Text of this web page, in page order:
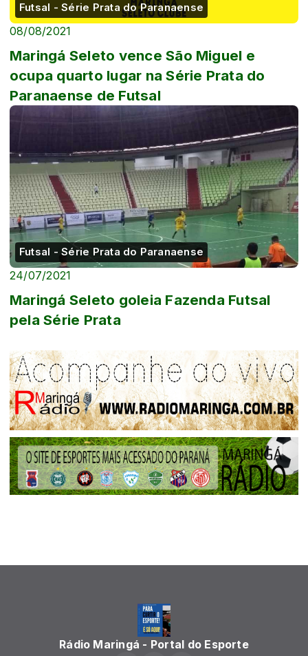
Futsal - Série Prata do Paranaense
08/08/2021
Maringá Seleto vence São Miguel e
ocupa quarto lugar na Série Prata do
Paranaense de Futsal
Futsal - Série Prata do Paranaense
24/07/2021
Maringá Seleto goleia Fazenda Futsal
pela Série Prata
Rádio Maringá - Portal do Esporte